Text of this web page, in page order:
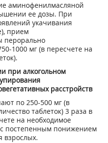
аминофенилмасляной
ее дозы. При
укачивания
прием
перорально
1000 мг (в пересчете на
при алкогольном
расстройств
по 250-500 мг (в
таблеток) 3 раза в
на необходимое
с постепенным понижением
взрослых.